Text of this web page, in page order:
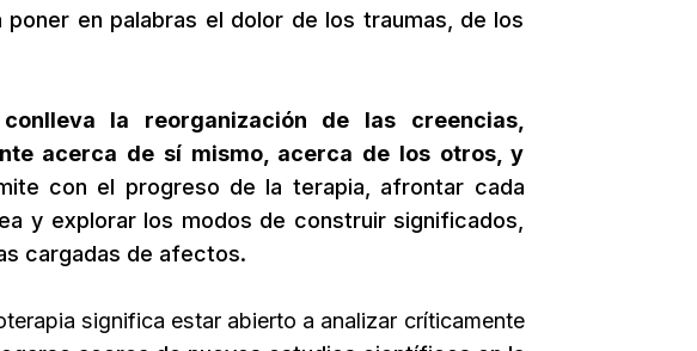
en palabras el dolor de los traumas, de los
la reorganización de las creencias,
acerca de sí mismo, acerca de los otros, y
con el progreso de la terapia, afrontar cada
y explorar los modos de construir significados,
cargadas de afectos.
significa estar abierto a analizar críticamente